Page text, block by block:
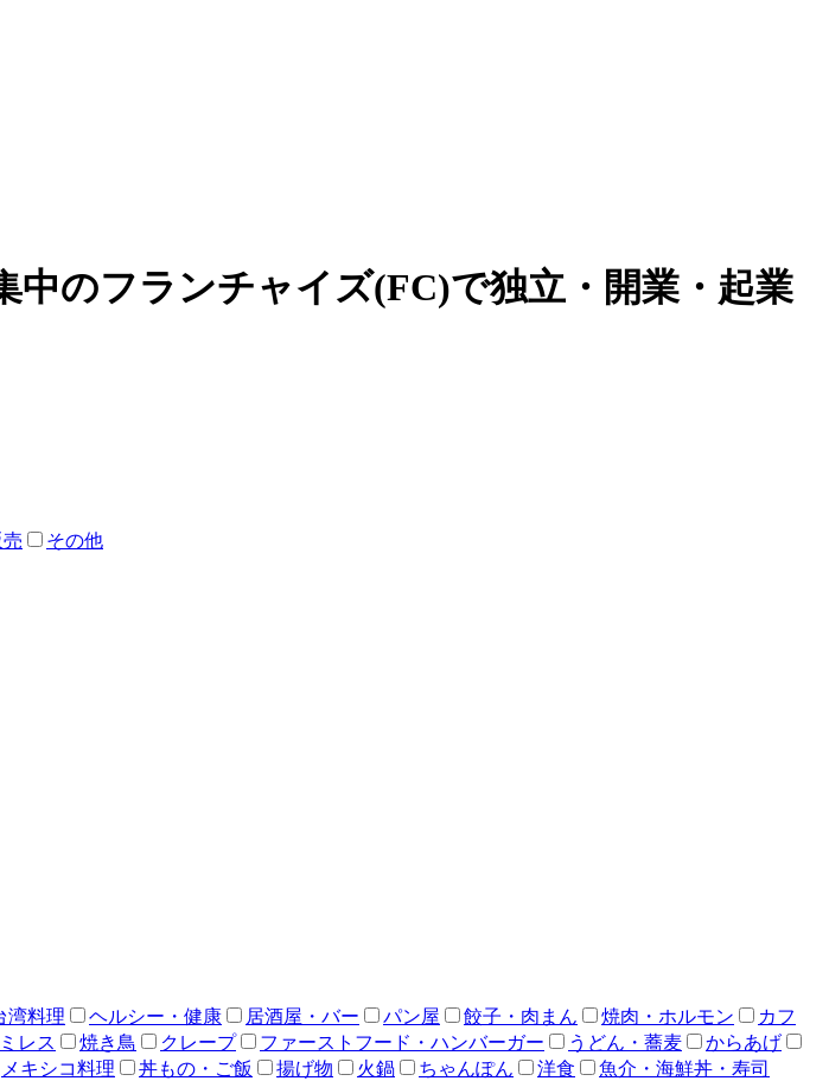
のフランチャイズ(FC)で独立・開業・起業
その他
湾料理 ヘルシー・健康 居酒屋・バー パン屋 餃子・肉まん 焼肉・ホルモン
カフ
レス 焼き鳥 クレープ ファーストフード・ハンバーガー うどん・蕎麦
からあげ
メキシコ料理 丼もの・ご飯 揚げ物 火鍋 ちゃんぽん 洋食 魚介・海鮮丼・寿司